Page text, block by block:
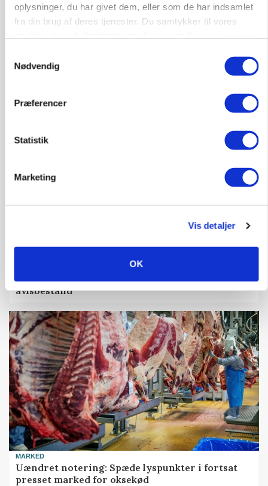
oplysninger, du har givet dem, eller som de har indsamlet
fra din brug af deres tjenester. Du samtykker til vores
Nødvendig
Præferencer
Statistik
Marketing
Vis detaljer
OK
Annonce
Grisebestanden stiger trods svagere
avlsbestand
MARKED
Uændret notering: Spæde lyspunkter i fortsat
presset marked for oksekød